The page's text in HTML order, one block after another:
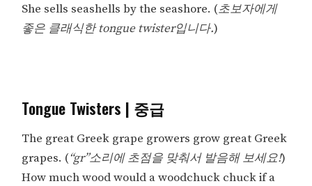
She sells seashells by the seashore. (초보자에게
좋은 클래식한 tongue twister입니다.)
Tongue Twisters | 중급
The great Greek grape growers grow great Greek
grapes. (“gr”소리에 초점을 맞춰서 발음해 보세요!)
How much wood would a woodchuck chuck if a